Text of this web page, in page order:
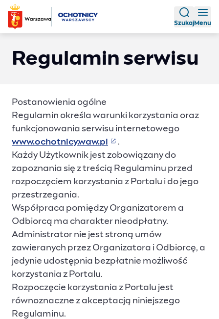
Szukaj Menu
Regulamin serwisu
Postanowienia ogólne
Regulamin określa warunki korzystania oraz
funkcjonowania serwisu internetowego
www.ochotnicy.waw.pl
(Link prowadzi do
.
Każdy Użytkownik jest zobowiązany do
zapoznania się z treścią Regulaminu przed
rozpoczęciem korzystania z Portalu i do jego
przestrzegania.
Współpraca pomiędzy Organizatorem a
Odbiorcą ma charakter nieodpłatny.
Administrator nie jest stroną umów
zawieranych przez Organizatora i Odbiorcę, a
jedynie udostępnia bezpłatnie możliwość
korzystania z Portalu.
Rozpoczęcie korzystania z Portalu jest
równoznaczne z akceptacją niniejszego
Regulaminu.